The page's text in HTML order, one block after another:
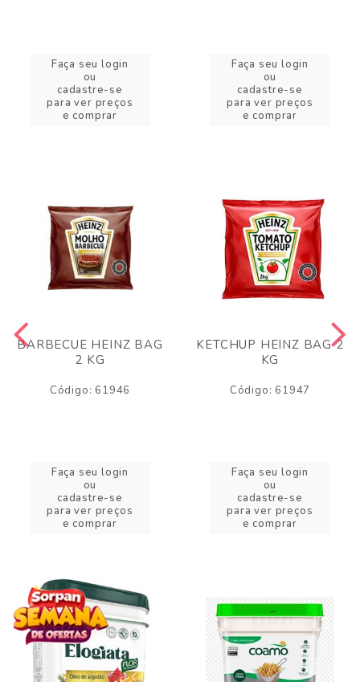
Faça seu login
ou
cadastre-se
para ver preços
e comprar
Faça seu login
ou
cadastre-se
para ver preços
e comprar
BARBECUE HEINZ BAG
2 KG
Código: 61946
Faça seu login
ou
cadastre-se
para ver preços
e comprar
KETCHUP HEINZ BAG 2
KG
Código: 61947
Faça seu login
ou
cadastre-se
para ver preços
e comprar